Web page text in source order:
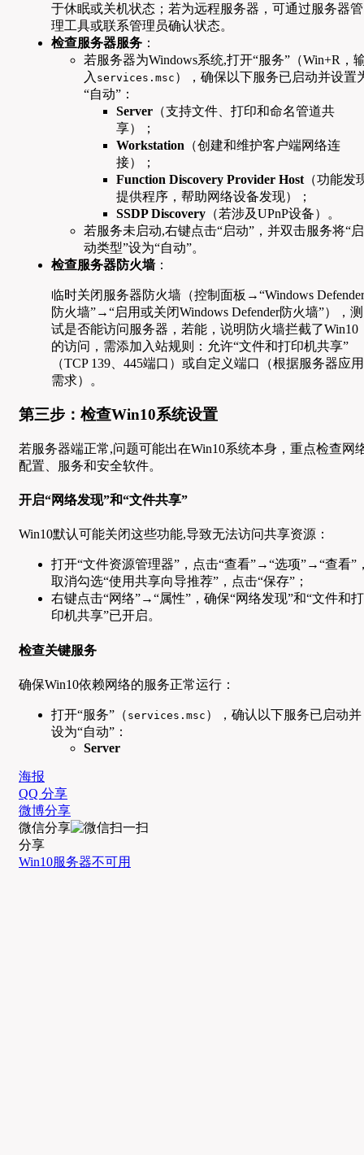
于休眠或关机状态；若为远程服务器，可通过服务器管
理工具或联系管理员确认状态。
检查服务器服务 ：
若服务器为Windows系统,打开“服务”（Win+R，
入 services.msc ），确保以下服务已启动并设置
“自动”：
Server （支持文件、打印和命名管道共
享）；
Workstation （创建和维护客户端网络连
接）；
Function Discovery Provider Host （功能发
提供程序，帮助网络设备发现）；
SSDP Discovery （若涉及UPnP设备）。
若服务未启动,右键点击“启动”，并双击服务将“启
动类型”设为“自动”。
检查服务器防火墙：
临时关闭服务器防火墙（控制面板→“Windows Defender
防火墙”→“启用或关闭Windows Defender防火墙”），测
试是否能访问服务器，若能，说明防火墙拦截了Win10
的访问，需添加入站规则：允许“文件和打印机共享”
（TCP 139、445端口）或自定义端口（根据服务器应用
需求）。
第三步：检查Win10系统设置
若服务器端正常,问题可能出在Win10系统本身，重点检查网
配置、服务和安全软件。
开启“网络发现”和“文件共享”
Win10默认可能关闭这些功能,导致无法访问共享资源：
打开“文件资源管理器”，点击“查看”→“选项”→“查看”
取消勾选“使用共享向导推荐”，点击“保存”；
右键点击“网络”→“属性”，确保“网络发现”和“文件和打
印机共享”已开启。
检查关键服务
确保Win10依赖网络的服务正常运行：
打开“服务”（ services.msc ），确认以下服务已启动并
设为“自动”：
Server
海报
QQ 分享
微博分享
微信分享
分享
Win10服务器不可用